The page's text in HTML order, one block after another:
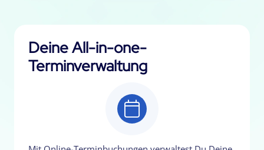
Deine All-in-one-
Terminverwaltung